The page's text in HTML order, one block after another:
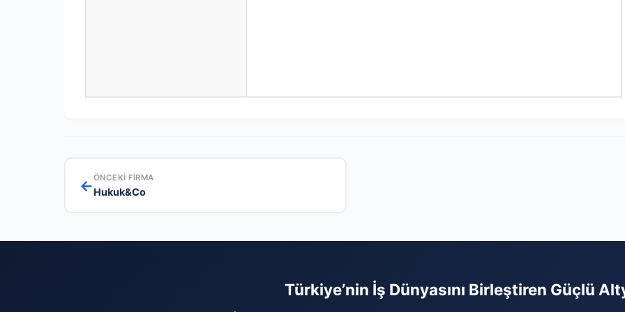
←ÖNCEKI FIRMA
Hukuk&Co
Türkiye’nin İş Dünyasını Birleştiren Güçlü